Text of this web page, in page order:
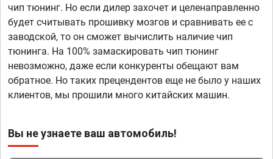
чип тюнинг. Но если дилер захочет и целенаправленно
будет считывать прошивку мозгов и сравнивать ее с
заводской, то он сможет вычислить наличие чип
тюнинга. На 100% замаскировать чип тюнинг
невозможно, даже если конкуренты обещают вам
обратное. Но таких прецендентов еще не было у наших
клиентов, мы прошили много китайских машин.
Вы не узнаете ваш автомобиль!